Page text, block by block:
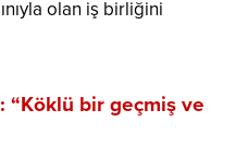
olan iş birliğini
“Köklü bir geçmiş ve